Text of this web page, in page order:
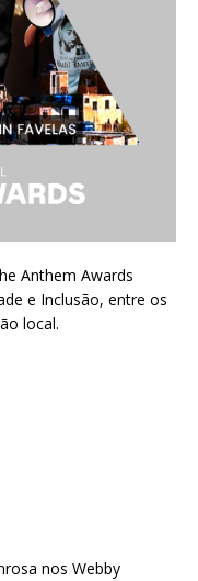
Anthem Awards
e Inclusão, entre os
local.
nos Webby